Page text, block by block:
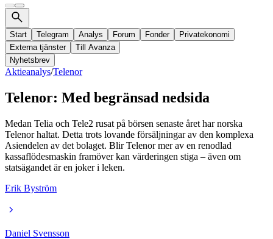
Start Telegram Analys Forum Fonder
Privatekonomi
Externa tjänster
Till Avanza
Nyhetsbrev
Aktieanalys/Telenor
Telenor: Med begränsad nedsida
Medan Telia och Tele2 rusat på börsen senaste året har norska
Telenor haltat. Detta trots lovande försäljningar av den komplexa
Asiendelen av det bolaget. Blir Telenor mer av en renodlad
kassaflödesmaskin framöver kan värderingen stiga – även om
statsägandet är en joker i leken.
Erik Byström
Daniel Svensson